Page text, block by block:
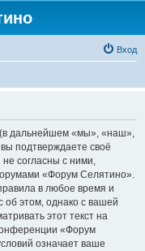
Вход
дальнейшем «мы», «наш»,
подтверждаете своё
согласны с ними,
«Форум Селятино».
в любое время и
об этом, однако с вашей
этот текст на
«Форум
означает ваше